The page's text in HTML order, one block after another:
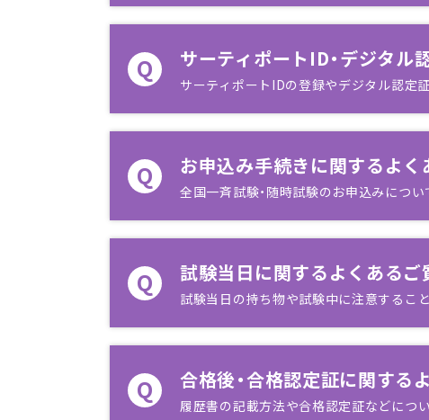
Q サーティポートID・デジタル
サーティポートIDの登録やデジタル認定
Q お申込み手続きに関するよく
全国一斉試験・随時試験のお申込みについ
Q 試験当日に関するよくあるご
試験当日の持ち物や試験中に注意するこ
Q 合格後・合格認定証に関する
履歴書の記載方法や合格認定証などにつ